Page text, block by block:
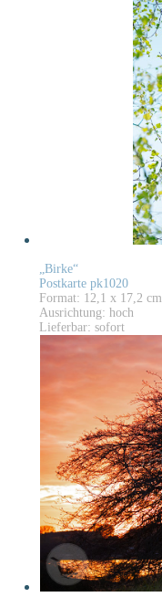
„Birke“
Postkarte pk1020
Format: 12,1 x 17,2 cm
Ausrichtung: hoch
Lieferbar: sofort